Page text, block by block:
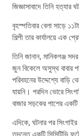
জিজ্ঞাসাবাদে তিনি হত্যার
বৃহস্পতিবার বেলা সাড়ে
শিল্পী তার কার্যালয়ে এক
তিনি জানান, মানিকগঞ্জ
জুন বিকেলে অসুস্থ বাবার
পরিবহনের উদ্দেশ্যে
যায়নি। পরদিন ভোরে
বাজার সড়কের পাশের
এদিকে, ঘটনার পর
তদন্তে একটি সিসিটিভি